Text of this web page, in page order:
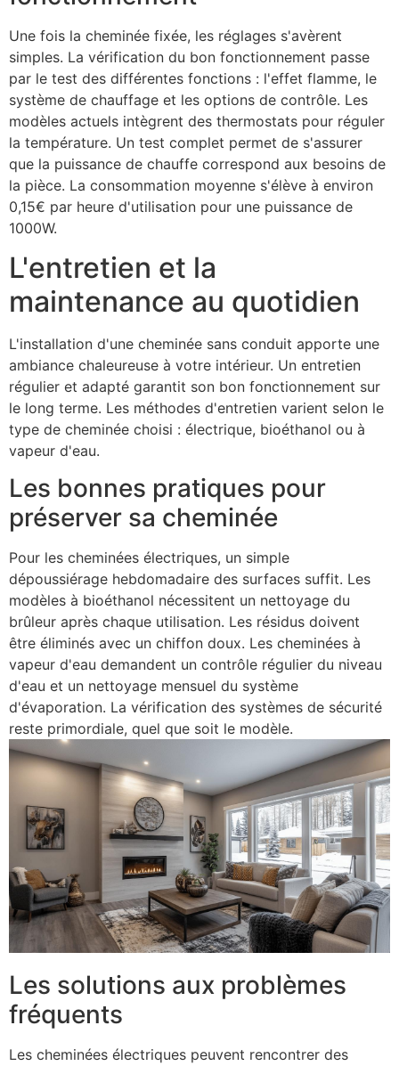
Une fois la cheminée fixée, les réglages s'avèrent
simples. La vérification du bon fonctionnement passe
par le test des différentes fonctions : l'effet flamme, le
système de chauffage et les options de contrôle. Les
modèles actuels intègrent des thermostats pour réguler
la température. Un test complet permet de s'assurer
que la puissance de chauffe correspond aux besoins de
la pièce. La consommation moyenne s'élève à environ
0,15€ par heure d'utilisation pour une puissance de
1000W.
L'entretien et la
maintenance au quotidien
L'installation d'une cheminée sans conduit apporte une
ambiance chaleureuse à votre intérieur. Un entretien
régulier et adapté garantit son bon fonctionnement sur
le long terme. Les méthodes d'entretien varient selon le
type de cheminée choisi : électrique, bioéthanol ou à
vapeur d'eau.
Les bonnes pratiques pour
préserver sa cheminée
Pour les cheminées électriques, un simple
dépoussiérage hebdomadaire des surfaces suffit. Les
modèles à bioéthanol nécessitent un nettoyage du
brûleur après chaque utilisation. Les résidus doivent
être éliminés avec un chiffon doux. Les cheminées à
vapeur d'eau demandent un contrôle régulier du niveau
d'eau et un nettoyage mensuel du système
d'évaporation. La vérification des systèmes de sécurité
reste primordiale, quel que soit le modèle.
Les solutions aux problèmes
fréquents
Les cheminées électriques peuvent rencontrer des